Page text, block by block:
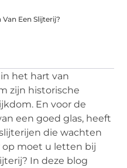
Een Slijterij?
het hart van
zijn historische
En voor de
een goed glas, heeft
die wachten
op moet u letten bij
In deze blog